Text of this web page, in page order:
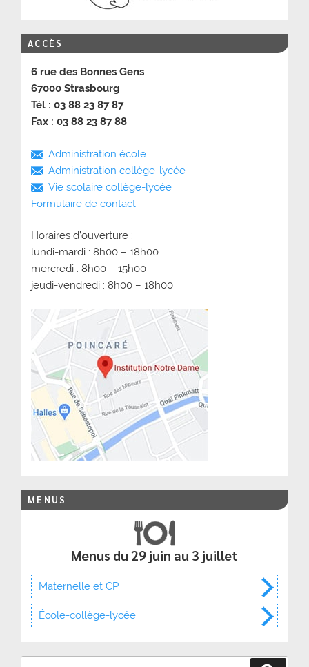
ACCÈS
6 rue des Bonnes Gens
67000 Strasbourg
Tél : 03 88 23 87 87
Fax : 03 88 23 87 88
Administration école
Administration collège-lycée
Vie scolaire collège-lycée
Formulaire de contact
Horaires d’ouverture :
lundi-mardi : 8h00 – 18h00
mercredi : 8h00 – 15h00
jeudi-vendredi : 8h00 – 18h00
MENUS
Menus du 29 juin au 3 juillet
Maternelle et CP
École-collège-lycée